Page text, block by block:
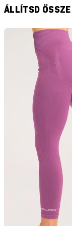
ÁLLÍTSD